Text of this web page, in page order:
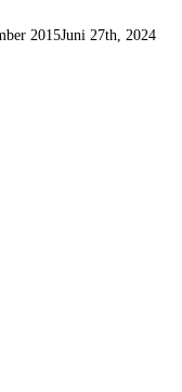
2015Juni 27th, 2024